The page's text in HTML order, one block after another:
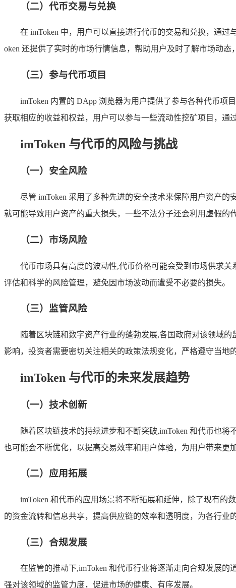
（二）代币交易与兑换
在 imToken 中，用户可以直接进行代币的交易和兑换，通
oken 还提供了实时的市场行情信息，帮助用户及时了解市场动态
（三）参与代币项目
imToken 内置的 DApp 浏览器为用户提供了参与各种代币项
获取相应的收益和权益，用户可以参与一些流动性挖矿项目，通
imToken 与代币的风险与挑战
（一）安全风险
尽管 imToken 采用了多种先进的安全技术来保障用户资产
就可能导致用户资产的重大损失，一些不法分子还会利用虚假的
（二）市场风险
代币市场具有高度的波动性,代币价格可能会受到市场供求
评估和科学的风险管理，避免因市场波动而遭受不必要的损失。
（三）监管风险
随着区块链和数字资产行业的蓬勃发展,各国政府对该领域
影响，投资者需要密切关注相关的政策法规变化，严格遵守当地
imToken 与代币的未来发展趋势
（一）技术创新
随着区块链技术的持续进步和不断突破,imToken 和代币也
也可能会不断优化，以提高交易效率和用户体验，为用户带来更
（二）应用拓展
imToken 和代币的应用场景将不断拓展和延伸，除了现有
的资金流转和信息共享，提高供应链的效率和透明度，为各行业
（三）合规发展
在监管的推动下,imToken 和代币行业将逐渐走向合规发展
强对该领域的监管力度，促进市场的健康、有序发展。